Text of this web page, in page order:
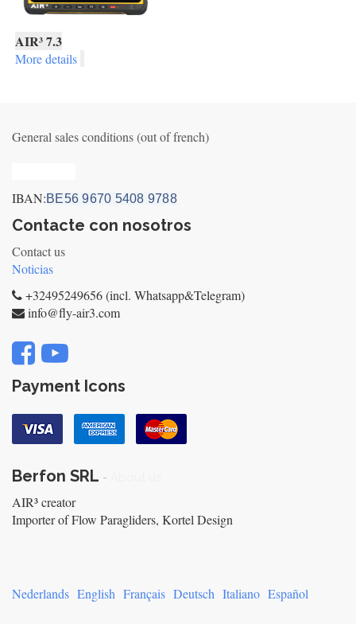
AIR³ 7.3
More details
General sales conditions (out of french)
IBAN:BE56 9670 5408 9788
Contacte con nosotros
Contact us
Noticias
+32495249656 (incl. Whatsapp&Telegram)
info@fly-air3.com
Payment Icons
Berfon SRL -
AIR³ creator
Importer of Flow Paragliders, Kortel Design
Nederlands English Français Deutsch Italiano Español